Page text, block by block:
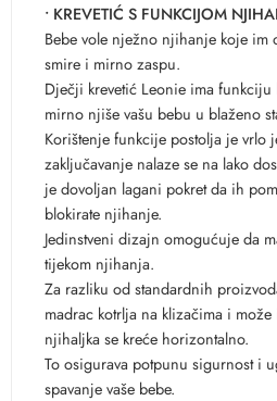
• KREVETIĆ S FUNKCIJOM
Bebe vole nježno njihanje koje im
smire i mirno zaspu.
Dječji krevetić Leonie ima
mirno njiše vašu bebu u blaženo
Korištenje funkcije postolja je vrlo
zaključavanje nalaze se na lako
je dovoljan lagani pokret da ih
blokirate njihanje.
Jedinstveni dizajn omogućuje da
tijekom njihanja.
Za razliku od standardnih
madrac kotrlja na klizačima i
njihaljka se kreće horizontalno.
To osigurava potpunu sigurnost i
spavanje vaše bebe.